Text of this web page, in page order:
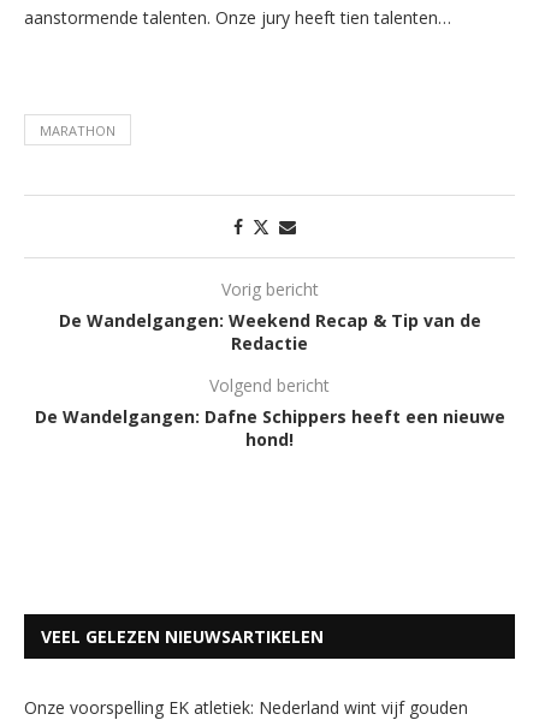
aanstormende talenten. Onze jury heeft tien talenten…
MARATHON
Vorig bericht
De Wandelgangen: Weekend Recap & Tip van de
Redactie
Volgend bericht
De Wandelgangen: Dafne Schippers heeft een nieuwe
hond!
VEEL GELEZEN NIEUWSARTIKELEN
Onze voorspelling EK atletiek: Nederland wint vijf gouden